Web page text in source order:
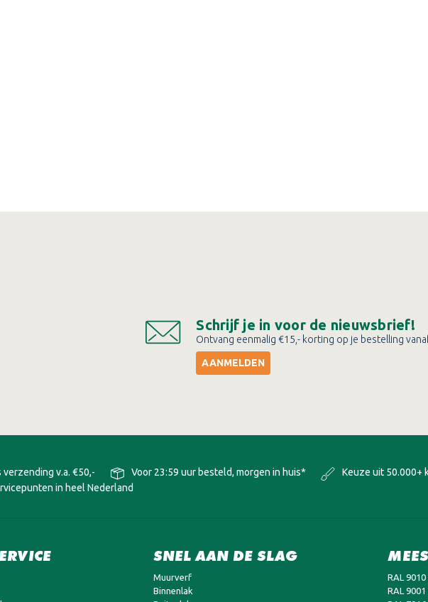
Schrijf je in voor de nieuwsbrief!
Ontvang eenmalig €15,- korting op je bestelling
AANMELDEN
verzending v.a. €50,- Voor 23:59 uur besteld, morgen in huis*
Keuze uit 50.000+
in heel Nederland
SNEL AAN DE SLAG
Muurverf
Binnenlak
RAL
RAL